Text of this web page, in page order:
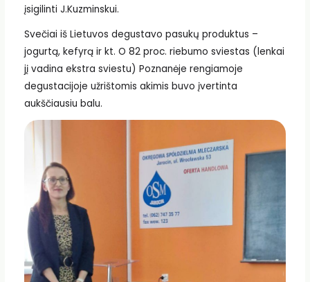
įsigilinti J.Kuzminskui.
Svečiai iš Lietuvos degustavo pasukų produktus –
jogurtą, kefyrą ir kt. O 82 proc. riebumo sviestas (lenkai
jį vadina ekstra sviestu) Poznanėje rengiamoje
degustacijoje užrištomis akimis buvo įvertinta
aukščiausiu balu.